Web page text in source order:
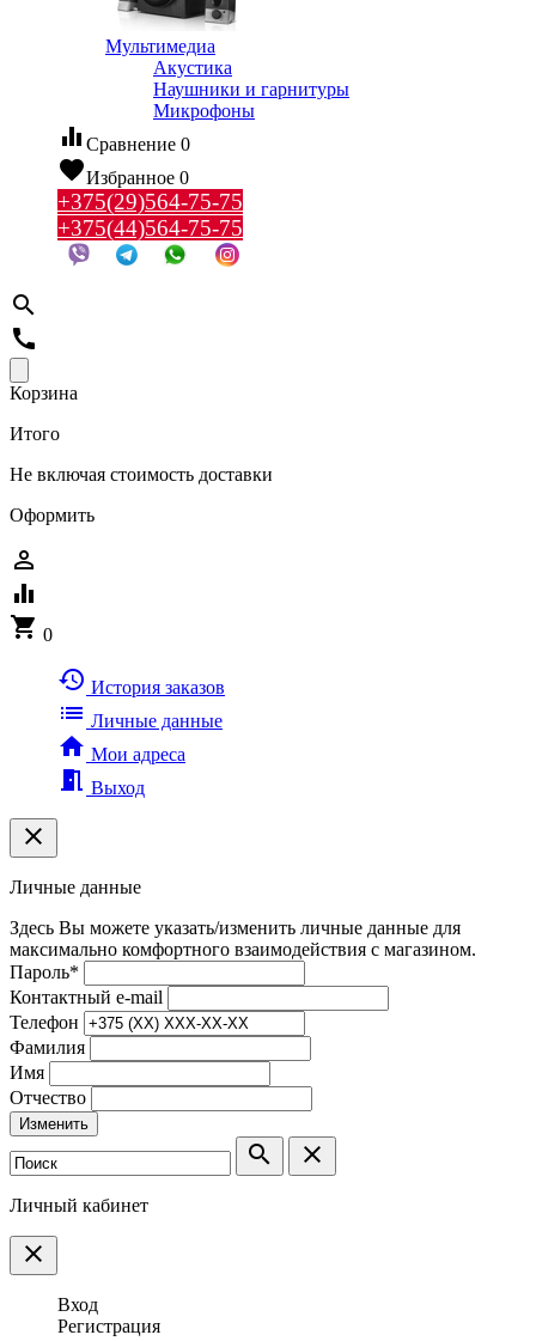
Мультимедиа
Акустика
Наушники и гарнитуры
Микрофоны
equalizer Сравнение 0
favoriteИзбранное 0
+375(29)564-75-75
+375(44)564-75-75
search
call
Корзина
Итого
Не включая стоимость доставки
Оформить
person_outline
equalizer
shopping_cart 0
history История заказов
list Личные данные
home Мои адреса
meeting_room Выход
clear
Личные данные
Здесь Вы можете указать/изменить личные данные для
максимально комфортного взаимодействия с магазином.
Пароль*
Контактный e-mail
Телефон
Фамилия
Имя
Отчество
Изменить
search clear
Личный кабинет
clear
Вход
Регистрация